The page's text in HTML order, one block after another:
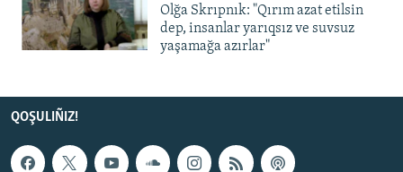
Olğa Skrıpnık: "Qırım azat etilsin
dep, insanlar yarıqsız ve suvsuz
yaşamağa azırlar"
QOŞULIÑIZ!